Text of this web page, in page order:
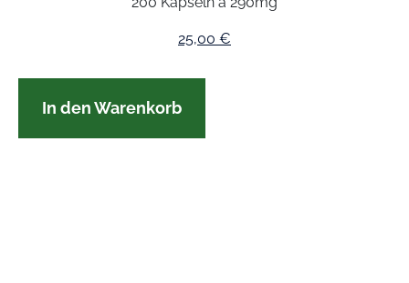
25,00 €
In den Warenkorb